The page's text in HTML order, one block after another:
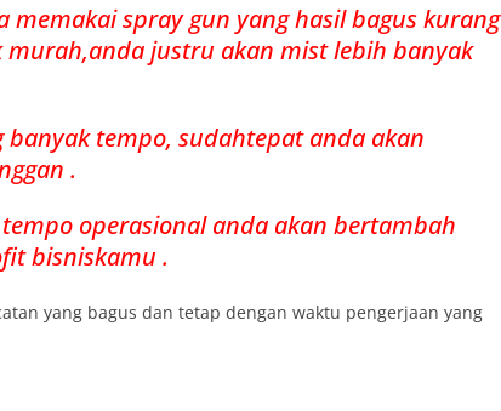
spray gun yang hasil bagus kurang
justru akan mist lebih banyak
tempo, sudahtepat anda akan
.
operasional anda akan bertambah
bisniskamu .
yang bagus dan tetap dengan waktu pengerjaan yang